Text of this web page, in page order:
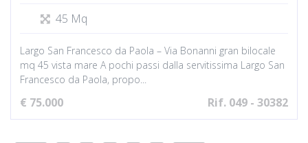
45 Mq
Largo San Francesco da Paola – Via Bonanni gran bilocale
mq 45 vista mare A pochi passi dalla servitissima Largo San
Francesco da Paola, propo...
€ 75.000 Rif. 049 - 30382